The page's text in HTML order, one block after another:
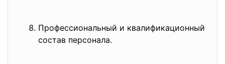
Профессиональный и квалификационный
состав персонала.